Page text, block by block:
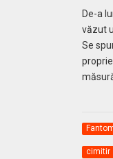
De-a
văzut
Se
cimitir